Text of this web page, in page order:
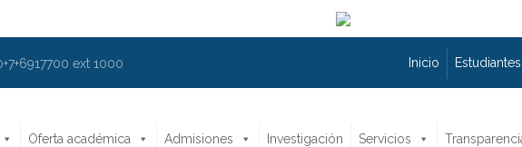
ext 1000 Inicio Estudiantes
Oferta académica Admisiones Investigación Servicios